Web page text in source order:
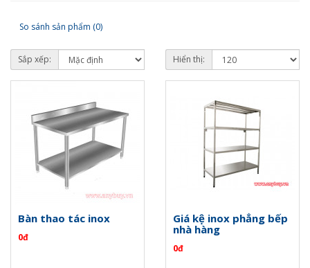
So sánh sản phẩm (0)
Sắp xếp: Hiển thị:
Bàn thao tác inox
0đ
Giá kệ inox phẳng bếp
nhà hàng
0đ